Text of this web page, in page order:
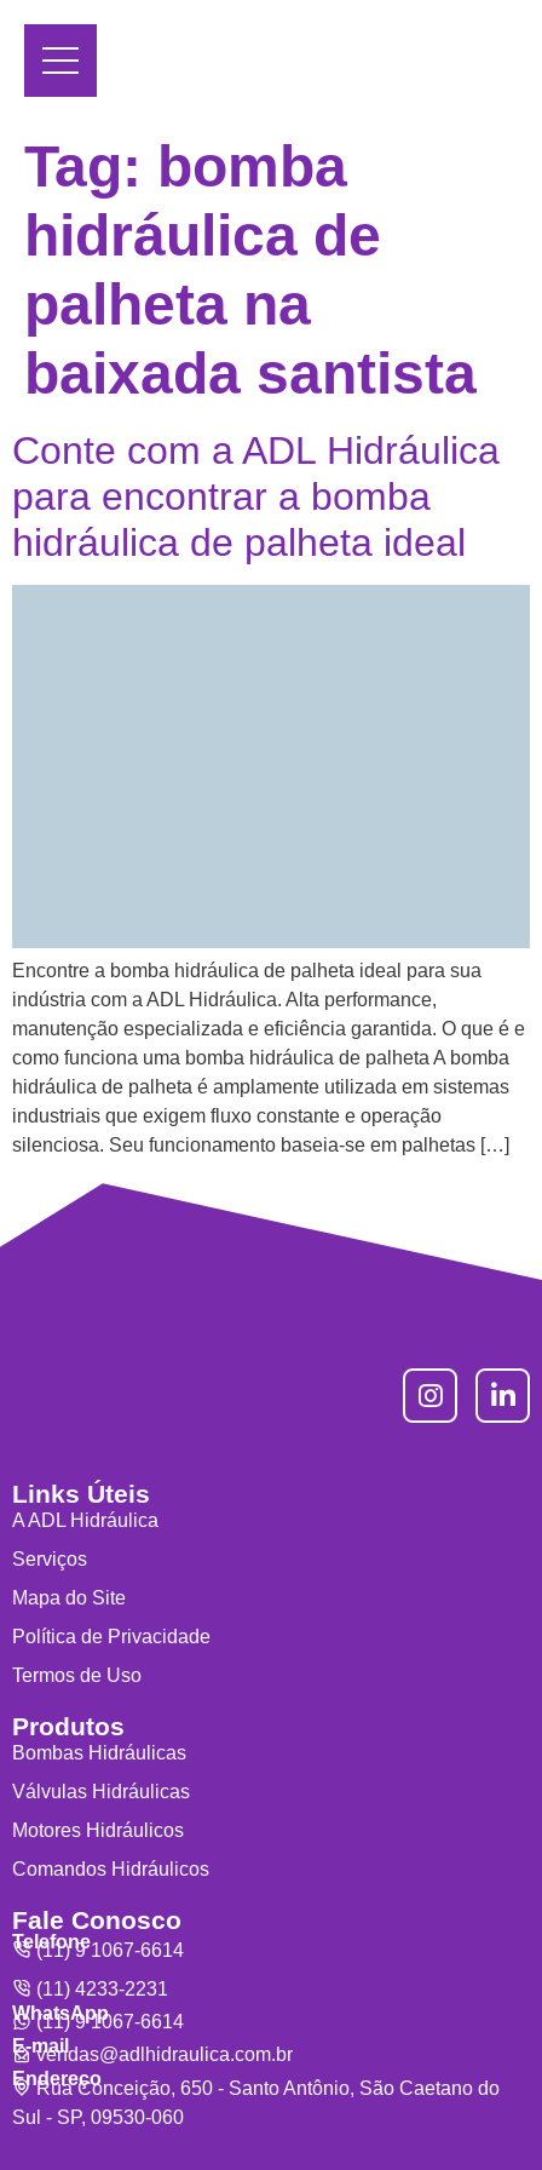
Tag: bomba
hidráulica de
palheta na
baixada santista
Conte com a ADL Hidráulica
para encontrar a bomba
hidráulica de palheta ideal
Encontre a bomba hidráulica de palheta ideal para sua
indústria com a ADL Hidráulica. Alta performance,
manutenção especializada e eficiência garantida. O que é e
como funciona uma bomba hidráulica de palheta A bomba
hidráulica de palheta é amplamente utilizada em sistemas
industriais que exigem fluxo constante e operação
silenciosa. Seu funcionamento baseia-se em palhetas […]
Links Úteis
A ADL Hidráulica
Serviços
Mapa do Site
Política de Privacidade
Termos de Uso
Produtos
Bombas Hidráulicas
Válvulas Hidráulicas
Motores Hidráulicos
Comandos Hidráulicos
Fale Conosco
Telefone
(11) 9 1067-6614
(11) 4233-2231
WhatsApp
(11) 9 1067-6614
E-mail
vendas@adlhidraulica.com.br
Endereço
Rua Conceição, 650 - Santo Antônio, São Caetano do
Sul - SP, 09530-060